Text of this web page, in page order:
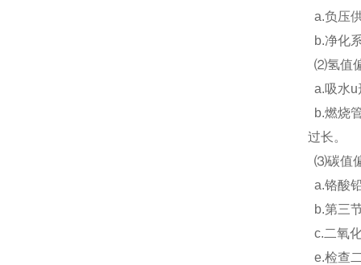
a.负压
b.净化
⑵氢值
a.吸水u
b.燃烧
过长。
⑶碳值
a.铬酸
b.第三
c.二氧
e.检查